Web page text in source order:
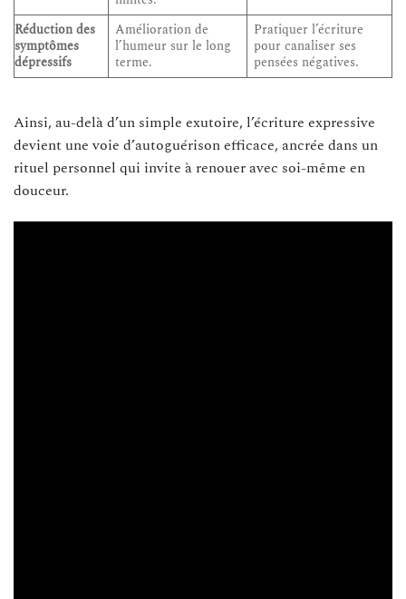
Réduction des
symptômes
dépressifs
Amélioration de
l’humeur sur le long
terme.
Pratiquer l’écriture
pour canaliser ses
pensées négatives.
Ainsi, au-delà d’un simple exutoire, l’écriture expressive
devient une voie d’autoguérison efficace, ancrée dans un
rituel personnel qui invite à renouer avec soi-même en
douceur.